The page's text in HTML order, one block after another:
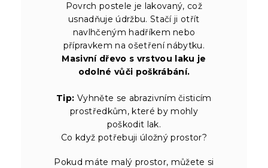
Povrch postele je lakovaný, což
usnadňuje údržbu. Stačí ji otřít
navlhčeným hadříkem nebo
přípravkem na ošetření nábytku.
Masivní dřevo s vrstvou laku je
odolné vůči poškrábání.
Tip: Vyhněte se abrazivním čisticím
prostředkům, které by mohly
poškodit lak.
Co když potřebuji úložný prostor?
Pokud máte malý prostor, můžete si